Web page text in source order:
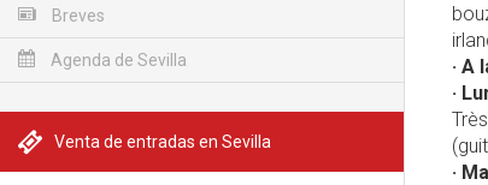
Breves
Agenda de Sevilla
Venta de entradas en Sevilla
· A
·
·